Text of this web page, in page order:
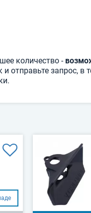
количество -
отправьте запрос, в